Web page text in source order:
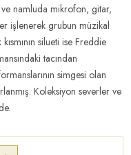
ve namluda mikrofon, gitar,
işlenerek grubun müzikal
silueti ise Freddie
tacından
simgesi olan
Koleksiyon severler ve